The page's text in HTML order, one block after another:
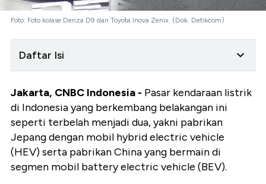
Foto: Foto kolase Denza D9 dan Toyota Inova Zenix. (Dok. Detikcom)
Daftar Isi
Jakarta, CNBC Indonesia - Pasar kendaraan listrik
di Indonesia yang berkembang belakangan ini
seperti terbelah menjadi dua, yakni pabrikan
Jepang dengan mobil hybrid electric vehicle
(HEV) serta pabrikan China yang bermain di
segmen mobil battery electric vehicle (BEV).